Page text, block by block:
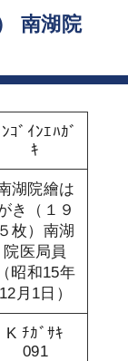
南湖院
ｺﾞｲﾝｴﾊｶﾞ
ｷ
湖院繪は
き（１９
５枚）南湖
院医局員
（昭和15年
12月1日）
K ﾁｶﾞｻｷ
091